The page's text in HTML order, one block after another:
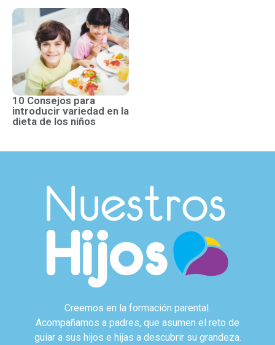
10 Consejos para
introducir variedad en la
dieta de los niños
Creemos en la formación parental.
Acompañamos a padres, que asumen el reto de
guiar a sus hijos e hijas a descubrir su grandeza.